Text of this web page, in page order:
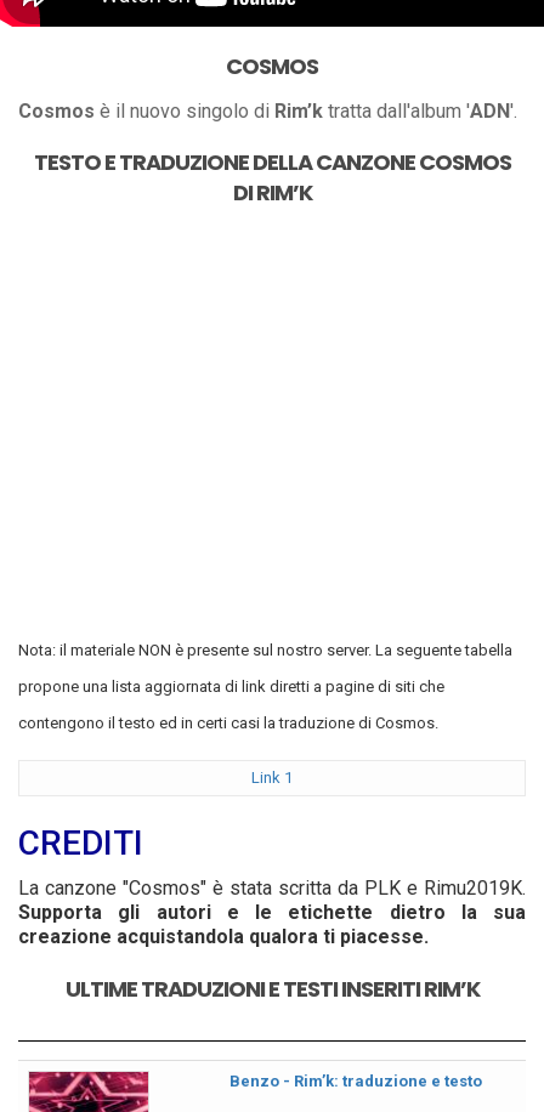
COSMOS
Cosmos è il nuovo singolo di Rim’k tratta dall'album 'ADN'.
TESTO E TRADUZIONE DELLA CANZONECOSMOS
DIRIM’K
Nota: il materiale NON è presente sul nostro server. La seguente tabella
propone una lista aggiornata di link diretti a pagine di siti che
contengono il testo ed in certi casi la traduzione di Cosmos.
Link 1
CREDITI
La canzone "Cosmos" è stata scritta da PLK e Rimu2019K.
Supporta gli autori e le etichette dietro la sua
creazione acquistandola qualora ti piacesse.
ULTIME TRADUZIONI E TESTI INSERITI RIM’K
Benzo - Rim’k: traduzione e testo